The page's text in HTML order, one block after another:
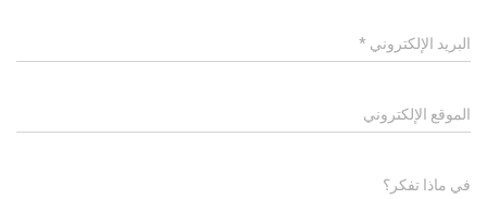
البريد الإلكتروني *
الموقع الإلكتروني
في ماذا تفكر؟